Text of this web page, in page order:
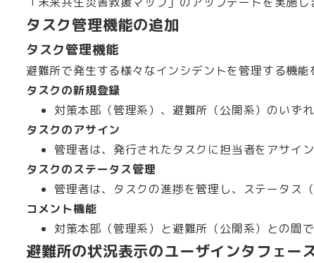
タスク管理機能の追加
タスク管理機能
避難所で発生する様々なインシデントを管理する機能
タスクの新規登録
対策本部（管理系）、避難所（公開系）のいず
タスクのアサイン
管理者は、発行されたタスクに担当者をアサイ
タスクのステータス管理
管理者は、タスクの進捗を管理し、ステータス
コメント機能
対策本部（管理系）と避難所（公開系）との間
避難所の状況表示のユーザインタフェー